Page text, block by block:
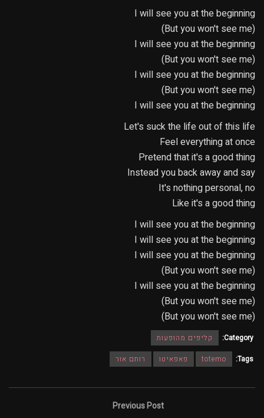
I will see you at the beginning
(But you won't see me)
I will see you at the beginning
(But you won't see me)
I will see you at the beginning
(But you won't see me)
I will see you at the beginning
Let's suck the life out of this life
Feel everything at once
Pretend that it's a good thing
Instead you back away and say
It's nothing personal, no
Like it's a good thing
I will see you at the beginning
I will see you at the beginning
I will see you at the beginning
(But you won't see me)
I will see you at the beginning
(But you won't see me)
(But you won't see me)
Category:
קליפים מהופעות
Tags:
totemo פאפאיטו רותם אור
Previous Post